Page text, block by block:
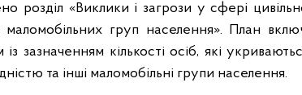
розділ «Виклики і загрози у сфері
груп населення». План
зазначенням кількості осіб, які
та інші маломобільні групи населення.